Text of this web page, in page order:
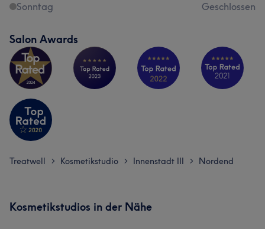
Sonntag
Geschlossen
Salon Awards
Treatwell > Kosmetikstudio > Innenstadt III > Nordend
Kosmetikstudios in der Nähe